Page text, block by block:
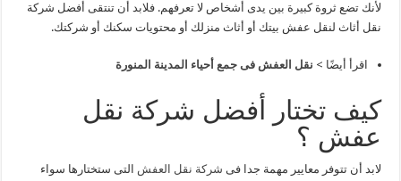
لأنك تضع ثروة كبيرة بين يدى أشخاص لا تعرفهم. فلابد أن تنتقى أفضل شركة
نقل أثاث لنقل عفش بيتك أو أثاث منزلك أو محتويات سكنك أو شركتك.
اقرأ أيضًا > نقل العفش فى جمع أحياء المدينة المنورة
كيف تختار أفضل شركة نقل
عفش ؟
لابد أن تتوفر معايير مهمة جدا فى شركة نقل العفش التى ستختارها سواء